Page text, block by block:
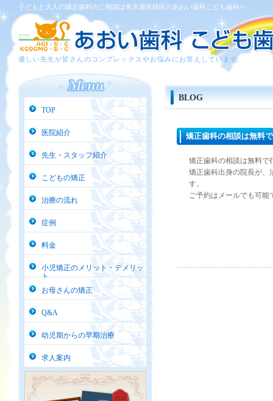
子どもと大人の矯正歯科のご相談は名古屋市緑区のあおい歯科こども歯科へ
優しい先生が皆さんのコンプレックスやお悩みにお答えしています
BLOG
矯正歯科の相談は無料
矯正歯科の相談は無料で
矯正歯科出身の院長が、
す。
ご予約はメールでも可能
TOP
医院紹介
先生・スタッフ紹介
こどもの矯正
治療の流れ
症例
料金
小児矯正のメリット・デメリッ
ト
お母さんの矯正
Q&A
幼児期からの早期治療
求人案内